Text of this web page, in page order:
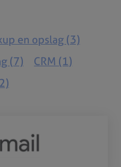
en opslag (3)
(7)
CRM (1)